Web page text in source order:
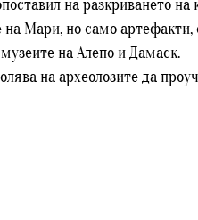
на разкриването
Мари, но само
на Алепо и Дамаск.
на археолозите да